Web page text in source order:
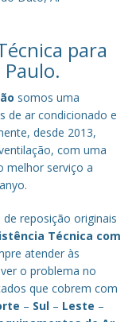
para
somos uma
de ar condicionado e
desde 2013,
com uma
melhor serviço a
reposição originais
Técnica com
atender às
o problema no
que cobrem com
– Sul – Leste –